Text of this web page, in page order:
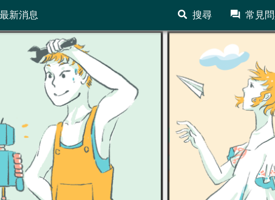
最新消息 搜尋 常見